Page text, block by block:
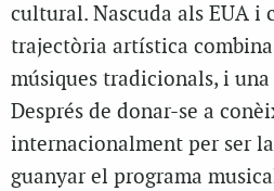
cultural. Nascuda als EUA i
trajectòria artística
músiques tradicionals, i
Després de donar-se a
internacionalment per ser
guanyar el programa